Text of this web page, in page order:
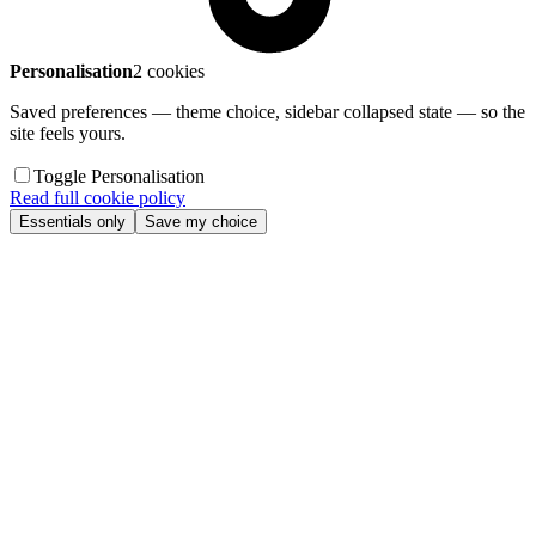
Personalisation2 cookies
Saved preferences — theme choice, sidebar collapsed state — so the
site feels yours.
Toggle Personalisation
Read full cookie policy
Essentials only Save my choice